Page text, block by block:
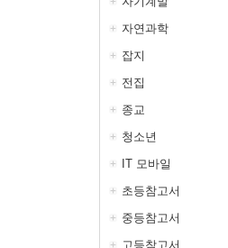
자연과학
잡지
전집
종교
청소년
IT 모바일
초등참고서
중등참고서
고등참고서